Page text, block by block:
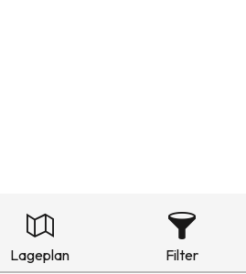
Lageplan Filter